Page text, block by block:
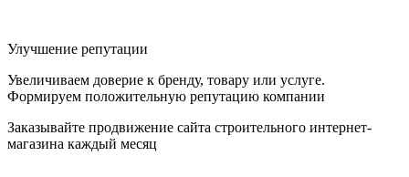
Улучшение репутации
Увеличиваем доверие к бренду, товару или услуге.
Формируем положительную репутацию компании
Заказывайте продвижение сайта строительного интернет-
магазина каждый месяц